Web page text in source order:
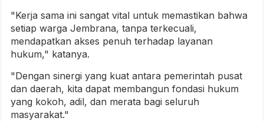
"Kerja sama ini sangat vital untuk memastikan bahwa
setiap warga Jembrana, tanpa terkecuali,
mendapatkan akses penuh terhadap layanan
hukum," katanya.
"Dengan sinergi yang kuat antara pemerintah pusat
dan daerah, kita dapat membangun fondasi hukum
yang kokoh, adil, dan merata bagi seluruh
masyarakat."